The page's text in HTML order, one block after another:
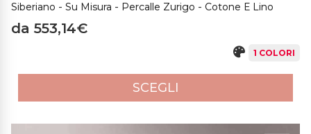
Siberiano - Su Misura - Percalle Zurigo - Cotone E Lino
da 553,14€
1 COLORI
SCEGLI